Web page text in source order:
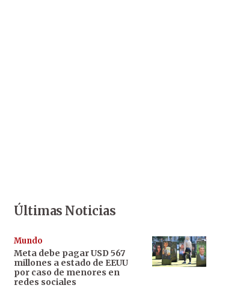
Últimas Noticias
Mundo
Meta debe pagar USD 567
millones a estado de EEUU
por caso de menores en
redes sociales